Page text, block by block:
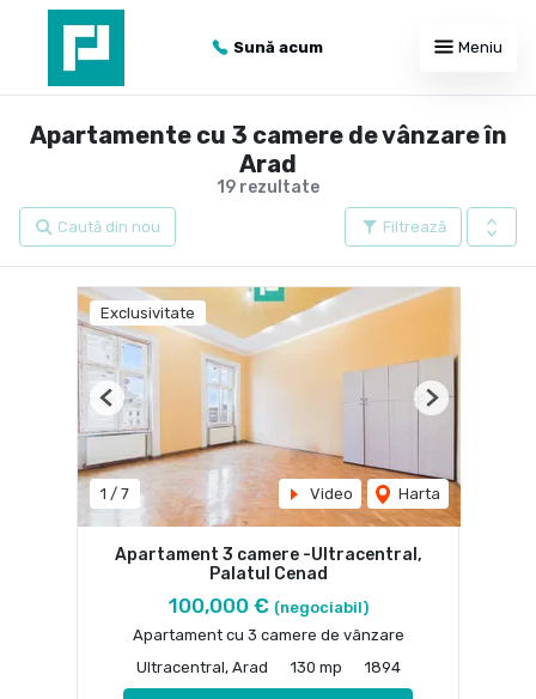
Sună acum Meniu
19 rezultate
Apartamente cu 3 camere de vânzare în
Arad
Filtrează
Caută din nou
Exclusivitate
1 / 7 Video Harta
Previous Next
Apartament 3 camere -Ultracentral,
Palatul Cenad
100,000 € (negociabil)
Apartament cu 3 camere de vânzare
Ultracentral, Arad
130 mp 1894